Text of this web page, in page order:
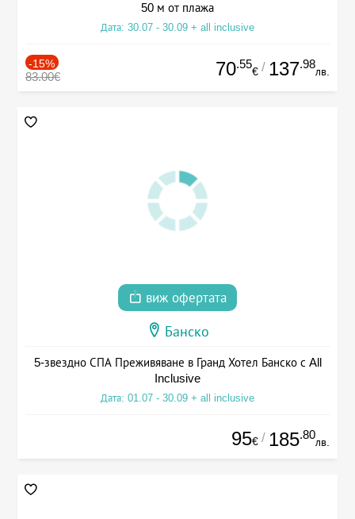
50 м от плажа
Дата: 30.07 - 30.09 + all inclusive
-15%
83.00€ 70.55
€ / 137.98
лв.
виж офертата
Банско
5-звездно СПА Преживяване в Гранд Хотел Банско с All
Inclusive
Дата: 01.07 - 30.09 + all inclusive
95€ / 185.80
лв.